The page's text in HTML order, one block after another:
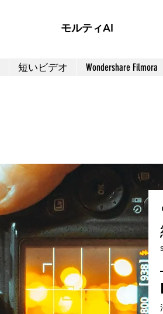
モルティAI
短いビデオ Wondershare Filmora